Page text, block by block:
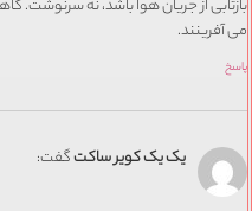
بازتابی از جریان هوا باشد، نه
می آفرینند.
پاسخ
یک یک کویر ساکت گفت: